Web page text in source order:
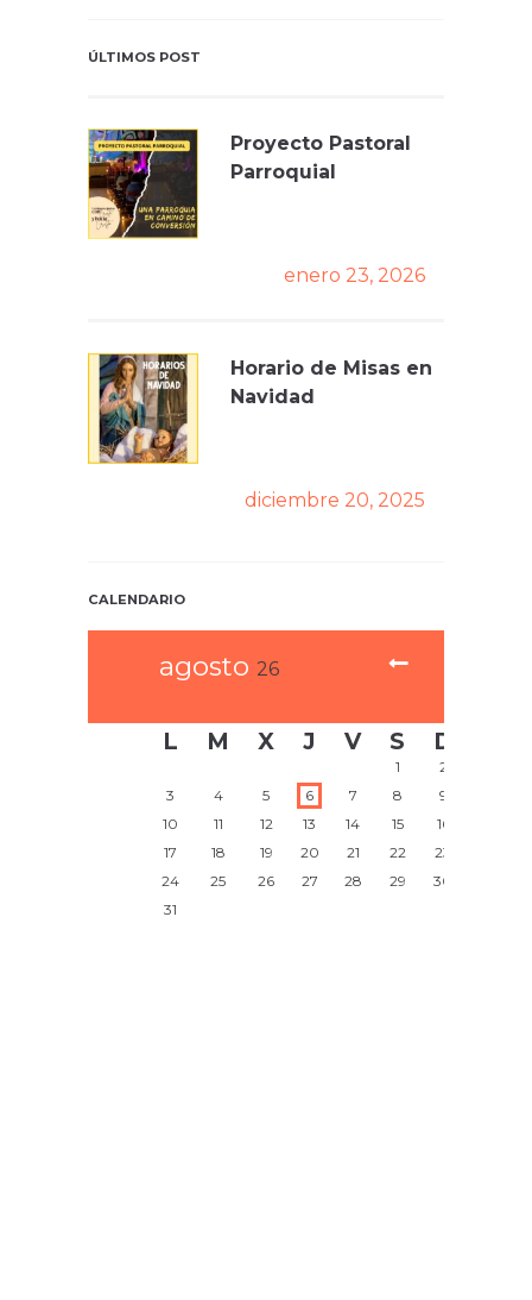
ÚLTIMOS POST
Proyecto Pastoral
Parroquial
enero 23, 2026
Horario de Misas en
Navidad
diciembre 20, 2025
CALENDARIO
agosto 26
L M X J V S D
1
2
3
4 5 6 7 8
9
10
11 12 13 14 15
16
17
18 19 20 21 22
23
24
25 26 27 28 29
30
31